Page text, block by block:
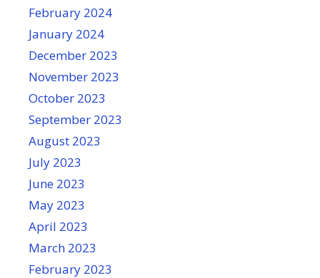
February 2024
January 2024
December 2023
November 2023
October 2023
September 2023
August 2023
July 2023
June 2023
May 2023
April 2023
March 2023
February 2023